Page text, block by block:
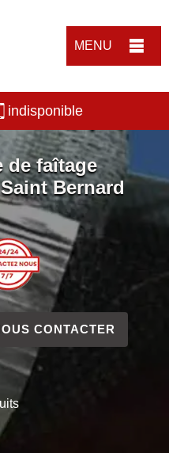
MENU
indisponible
de faîtage
Bernard
CONTACTER